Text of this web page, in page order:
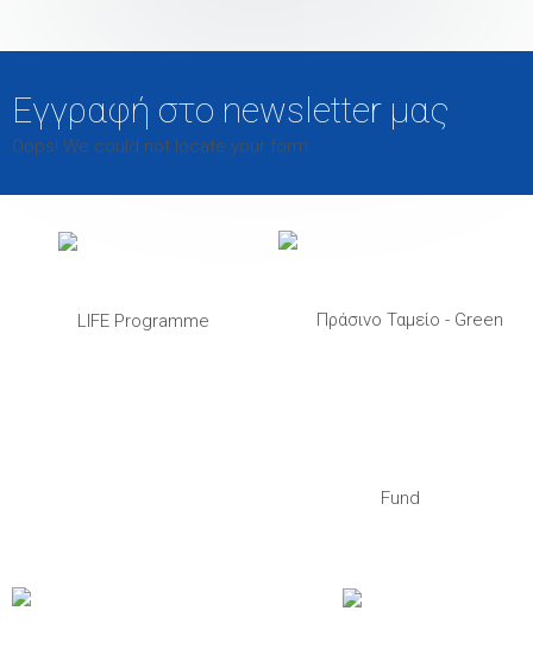
Εγγραφή στο newsletter μας
Oops! We could not locate your form.